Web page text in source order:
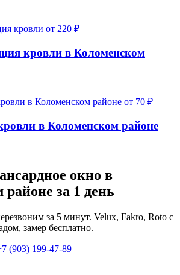
от 220 ₽
кровли в Коломенском
от 70 ₽
в Коломенском районе
окно в
за 1 день
за 5 минут. Velux, Fakro, Roto с
замер бесплатно.
(903) 199-47-89